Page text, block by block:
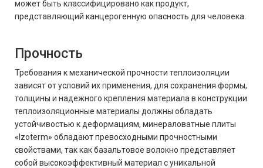
может быть классифицировано как продукт,
представляющий канцерогенную опасность для человека.
Прочность
Требования к механической прочности теплоизоляции
зависят от условий их применения, для сохранения формы,
толщины и надежного крепления материала в конструкции
теплоизоляционные материалы должны обладать
устойчивостью к деформациям, минераловатные плиты
«Izoterm» обладают превосходными прочностными
свойствами, так как базальтовое волокно представляет
собой высокоэффективный материал с уникальной